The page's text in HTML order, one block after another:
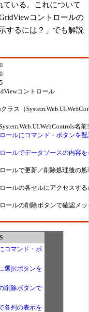
ている。これについて
コントロールの
するには？」でも解説
コントロール
ラス（
名
ロールにコマンド・ボタンを
ロールでデータソースの内容
ロールで更新／削除処理後の
ロールの各セルにアクセスす
ロールの削除ボタンで確認メ
コマンド・ボ
選択ボタンを
削除ボタンで
各列の表示を